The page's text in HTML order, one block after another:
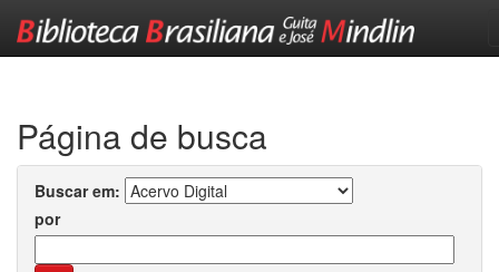
Página de busca
Buscar em:
por